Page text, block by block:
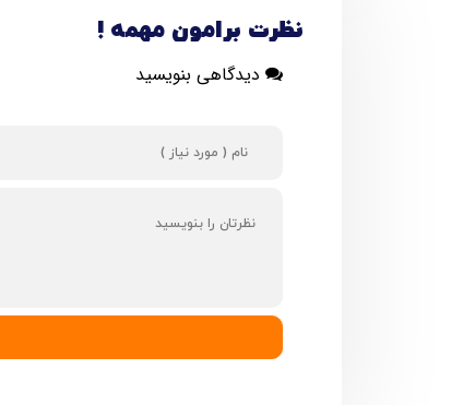
نظرت برامون مهمه !
دیدگاهی بنویسید